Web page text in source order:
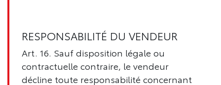
RESPONSABILITÉ DU VENDEUR
Art. 16. Sauf disposition légale ou
contractuelle contraire, le vendeur
décline toute responsabilité concernant